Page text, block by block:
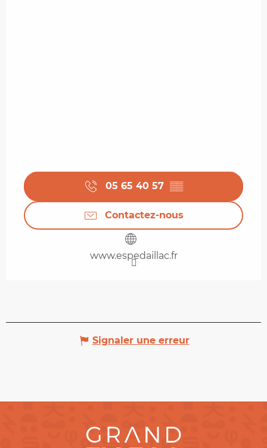
05 65 40 57 ▒▒
Contactez-nous
www.espedaillac.fr
Signaler une erreur